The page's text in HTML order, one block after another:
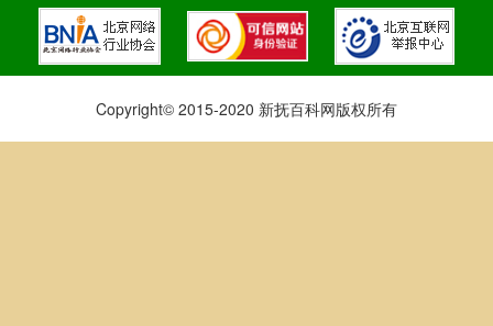
Copyright© 2015-2020 新抚百科网版权所有